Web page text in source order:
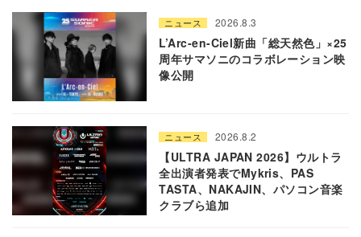
ニュース 2026.8.3
L’Arc-en-Ciel新曲「総天然色」×25
周年サマソニのコラボレーション映
像公開
ニュース 2026.8.2
【ULTRA JAPAN 2026】ウルトラ
全出演者発表でMykris、PAS
TASTA、NAKAJIN、パソコン音楽
クラブら追加